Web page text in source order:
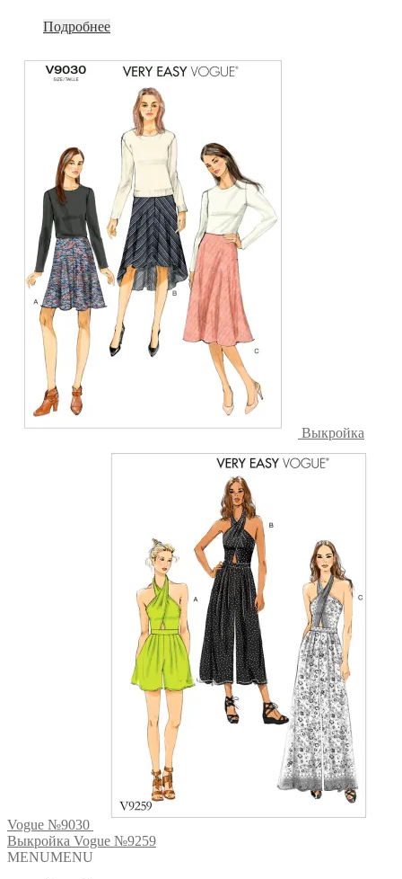
Подробнее
Выкройка
Vogue №9030
Выкройка Vogue №9259
MENUMENU